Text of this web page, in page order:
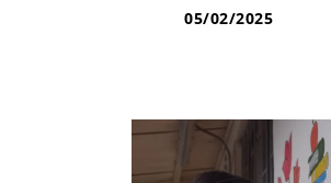
05/02/2025